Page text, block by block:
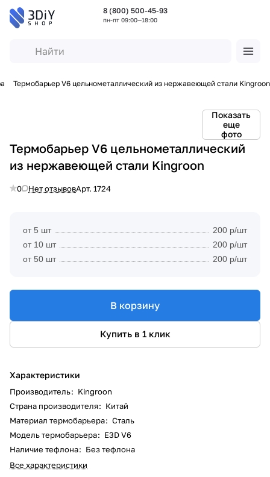
8 (800) 500-45-93
пн-пт 09:00—18:00
Термобарьер V6 цельнометаллический из нержавеющей стали Kingroon
Показать
еще
фото
Термобарьер V6 цельнометаллический
из нержавеющей стали Kingroon
0 Нет отзывовАрт. 1724
от 5 шт
200 р/шт
от 10 шт
200 р/шт
от 50 шт
200 р/шт
В корзину
Купить в 1 клик
Характеристики
Производитель: Kingroon
Страна производителя: Китай
Материал термобарьера: Сталь
Модель термобарьера: E3D V6
Наличие тефлона: Без тефлона
Все характеристики